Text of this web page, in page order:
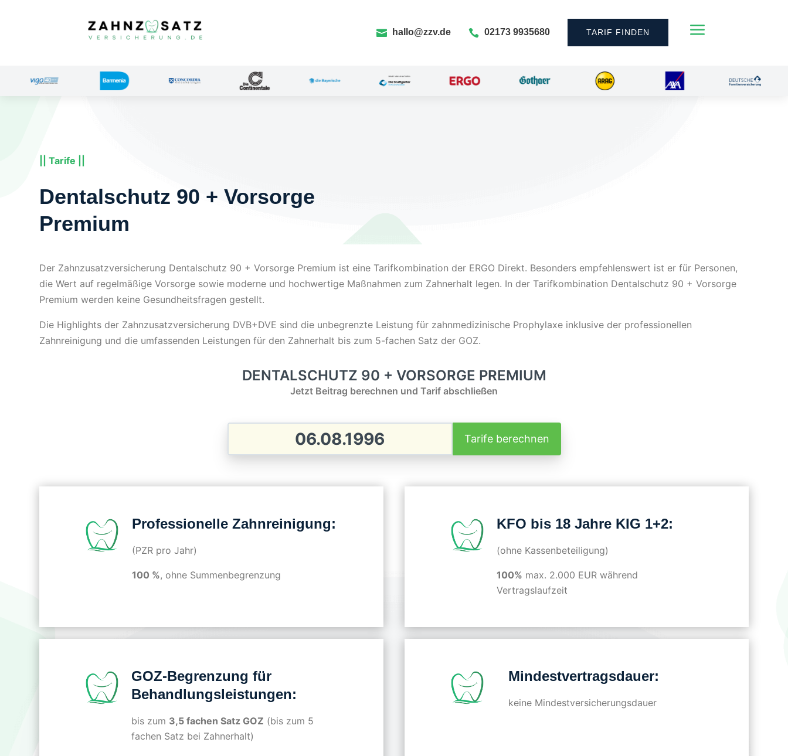
 hallo@zzv.de  02173 9935680 TARIF FINDEN a
|| Tarife ||
Dentalschutz 90 + Vorsorge
Premium
Der Zahnzusatzversicherung Dentalschutz 90 + Vorsorge Premium ist eine Tarifkombination der ERGO Direkt. Besonders empfehlenswert ist er für Personen,
die Wert auf regelmäßige Vorsorge sowie moderne und hochwertige Maßnahmen zum Zahnerhalt legen. In der Tarifkombination Dentalschutz 90 + Vorsorge
Premium werden keine Gesundheitsfragen gestellt.
Die Highlights der Zahnzusatzversicherung DVB+DVE sind die unbegrenzte Leistung für zahnmedizinische Prophylaxe inklusive der professionellen
Zahnreinigung und die umfassenden Leistungen für den Zahnerhalt bis zum 5-fachen Satz der GOZ.
DENTALSCHUTZ 90 + VORSORGE PREMIUM
Jetzt Beitrag berechnen und Tarif abschließen
Tarife berechnen
Professionelle Zahnreinigung:
(PZR pro Jahr)
100 %, ohne Summenbegrenzung
KFO bis 18 Jahre KIG 1+2:
(ohne Kassenbeteiligung)
100% max. 2.000 EUR während
Vertragslaufzeit
GOZ-Begrenzung für
Behandlungsleistungen:
bis zum 3,5 fachen Satz GOZ (bis zum 5
fachen Satz bei Zahnerhalt)
Mindestvertragsdauer:
keine Mindestversicherungsdauer